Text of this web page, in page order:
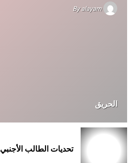
Byalayam
الحريق
تحديات الطالب الأجنبي